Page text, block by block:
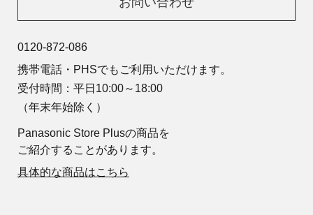
0120-872-086
携帯電話・PHSでもご利用いただけます。
受付時間：平日10:00～18:00
（年末年始除く）
Panasonic Store Plusの商品を
ご紹介することがあります。
具体的な商品はこちら